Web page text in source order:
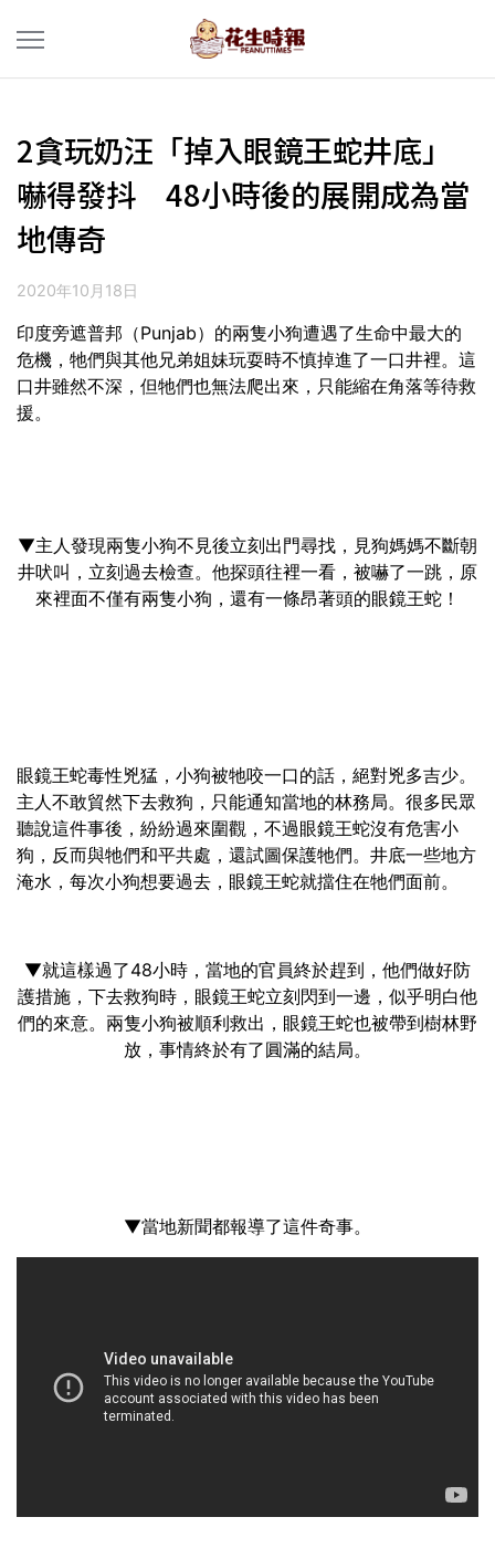
2貪玩奶汪「掉入眼鏡王蛇井底」
嚇得發抖 48小時後的展開成為當
地傳奇
2020年10月18日
印度旁遮普邦（Punjab）的兩隻小狗遭遇了生命中最大的
危機，牠們與其他兄弟姐妹玩耍時不慎掉進了一口井裡。這
口井雖然不深，但牠們也無法爬出來，只能縮在角落等待救
援。
▼主人發現兩隻小狗不見後立刻出門尋找，見狗媽媽不斷朝
井吠叫，立刻過去檢查。他探頭往裡一看，被嚇了一跳，原
來裡面不僅有兩隻小狗，還有一條昂著頭的眼鏡王蛇！
眼鏡王蛇毒性兇猛，小狗被牠咬一口的話，絕對兇多吉少。
主人不敢貿然下去救狗，只能通知當地的林務局。很多民眾
聽說這件事後，紛紛過來圍觀，不過眼鏡王蛇沒有危害小
狗，反而與牠們和平共處，還試圖保護牠們。井底一些地方
淹水，每次小狗想要過去，眼鏡王蛇就擋住在牠們面前。
▼就這樣過了48小時，當地的官員終於趕到，他們做好防
護措施，下去救狗時，眼鏡王蛇立刻閃到一邊，似乎明白他
們的來意。兩隻小狗被順利救出，眼鏡王蛇也被帶到樹林野
放，事情終於有了圓滿的結局。
▼當地新聞都報導了這件奇事。